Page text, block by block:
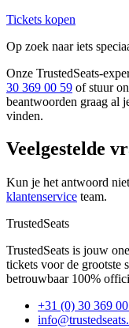
Tickets kopen
Op zoek naar iets
Onze TrustedSeats-
30 369 00 59 of stuur
beantwoorden graag al
vinden.
Veelgestelde
Kun je het antwoord
klantenservice team.
TrustedSeats
TrustedSeats is jouw
tickets voor de grootste
betrouwbaar 100%
+31 (0) 30 369